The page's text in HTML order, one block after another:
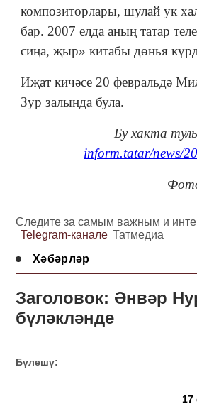
композиторлары, шулай ук
бар. 2007 елда аның татар
сиңа, җыр» китабы дөнья
Иҗат кичәсе 20 февральдә
Зур залында була.
Бу хакта
inform.tatar/news/
Следите за самым важным и
Telegram-канале Татмедиа
Хәбәрләр
Заголовок: Әнвәр
бүләкләнде
Бүлешү:
17